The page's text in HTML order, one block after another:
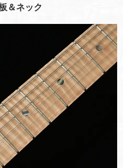
＆ネック